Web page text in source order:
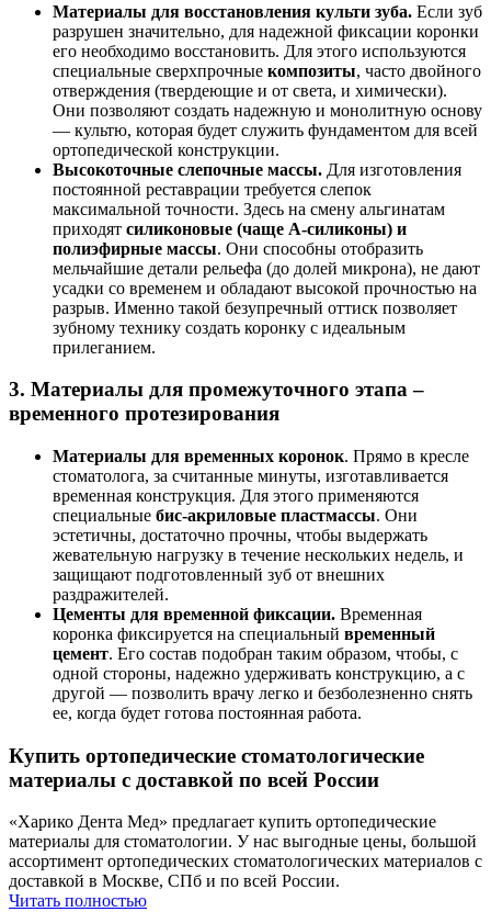
Материалы для восстановления культи зуба. Если зуб
разрушен значительно, для надежной фиксации коронки
его необходимо восстановить. Для этого используются
специальные сверхпрочные композиты, часто двойного
отверждения (твердеющие и от света, и химически).
Они позволяют создать надежную и монолитную основу
— культю, которая будет служить фундаментом для всей
ортопедической конструкции.
Высокоточные слепочные массы. Для изготовления
постоянной реставрации требуется слепок
максимальной точности. Здесь на смену альгинатам
приходят силиконовые (чаще А-силиконы) и
полиэфирные массы. Они способны отобразить
мельчайшие детали рельефа (до долей микрона), не дают
усадки со временем и обладают высокой прочностью на
разрыв. Именно такой безупречный оттиск позволяет
зубному технику создать коронку с идеальным
прилеганием.
3. Материалы для промежуточного этапа –
временного протезирования
Материалы для временных коронок. Прямо в кресле
стоматолога, за считанные минуты, изготавливается
временная конструкция. Для этого применяются
специальные бис-акриловые пластмассы. Они
эстетичны, достаточно прочны, чтобы выдержать
жевательную нагрузку в течение нескольких недель, и
защищают подготовленный зуб от внешних
раздражителей.
Цементы для временной фиксации. Временная
коронка фиксируется на специальный временный
цемент. Его состав подобран таким образом, чтобы, с
одной стороны, надежно удерживать конструкцию, а с
другой — позволить врачу легко и безболезненно снять
ее, когда будет готова постоянная работа.
Купить ортопедические стоматологические
материалы с доставкой по всей России
«Харико Дента Мед» предлагает купить ортопедические
материалы для стоматологии. У нас выгодные цены, большой
ассортимент ортопедических стоматологических материалов с
доставкой в Москве, СПб и по всей России.
Читать полностью